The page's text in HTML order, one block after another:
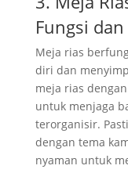
Fungsi
Meja rias
diri dan
meja rias
untuk menjaga
terorganisir.
dengan tema
nyaman untuk